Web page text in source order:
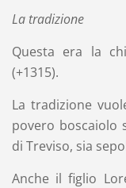
La tradizione
Questa era la
(+1315).
La tradizione
povero boscaiolo
di Treviso, sia
Anche il figlio